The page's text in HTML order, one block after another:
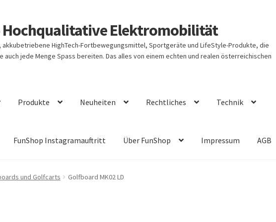
Hochqualitative Elektromobilität
HighTech-Fortbewegungsmittel, Sportgeräte und LifeStyle-Produkte, die
auch jede Menge Spass bereiten. Das alles von einem echten und realen österreichischen
Produkte Neuheiten Rechtliches Technik
FunShop Instagramauftritt Über FunShop Impressum AGB
und Golfcarts Golfboard MK02 LD